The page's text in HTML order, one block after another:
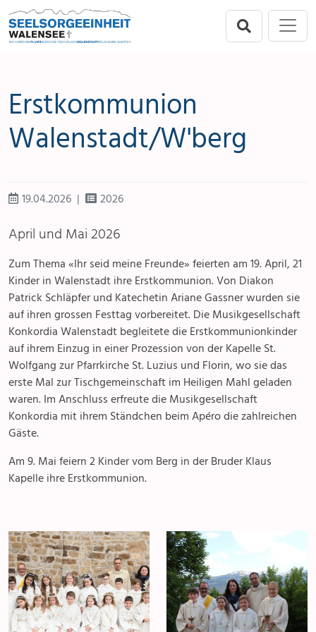
Direkt zur Hauptnavigation springen
Direkt zum Inhalt springen
Erstkommunion
Walenstadt/W'berg
19.04.2026 2026
April und Mai 2026
Zum Thema «Ihr seid meine Freunde» feierten am 19. April, 21
Kinder in Walenstadt ihre Erstkommunion. Von Diakon
Patrick Schläpfer und Katechetin Ariane Gassner wurden sie
auf ihren grossen Festtag vorbereitet. Die Musikgesellschaft
Konkordia Walenstadt begleitete die Erstkommunionkinder
auf ihrem Einzug in einer Prozession von der Kapelle St.
Wolfgang zur Pfarrkirche St. Luzius und Florin, wo sie das
erste Mal zur Tischgemeinschaft im Heiligen Mahl geladen
waren. Im Anschluss erfreute die Musikgesellschaft
Konkordia mit ihrem Ständchen beim Apéro die zahlreichen
Gäste.
Am 9. Mai feiern 2 Kinder vom Berg in der Bruder Klaus
Kapelle ihre Erstkommunion.
Berschis-Tscherlach
Mols-Murg-Quarten